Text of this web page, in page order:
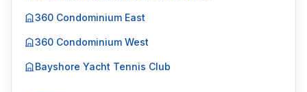
360 Condominium East
360 Condominium West
Bayshore Yacht Tennis Club